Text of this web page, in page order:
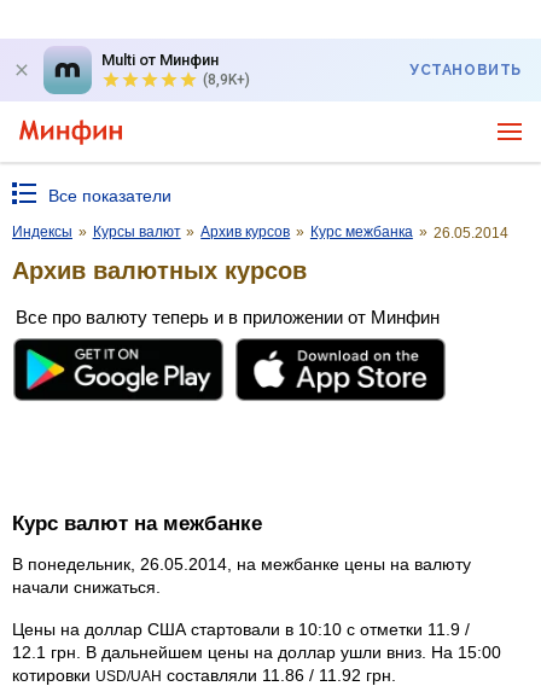
Multi от Минфин
(8,9K+)
УСТАНОВИТЬ
Все показатели
Индексы » Курсы валют » Архив курсов » Курс межбанка » 26.05.2014
Архив валютных курсов
Все про валюту теперь и в приложении от Минфин
Курс валют на межбанке
В понедельник, 26.05.2014, на межбанке цены на валюту
начали снижаться.
Цены на доллар США стартовали в 10:10 с отметки 11.9 /
12.1 грн. В дальнейшем цены на доллар ушли вниз. На 15:00
котировки USD/UAH составляли 11.86 / 11.92 грн.